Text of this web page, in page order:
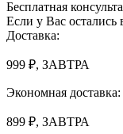
Бесплатная
Если у Вас остались
Доставка:
999 ₽, ЗАВТРА
Экономная доставка:
899 ₽, ЗАВТРА